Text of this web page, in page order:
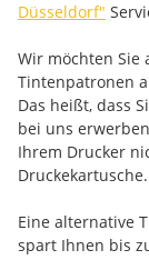
Düsseldorf"
Wir möchten Sie
Tintenpatronen
Das heißt, dass
bei uns
Ihrem Drucker
Druckekartusche.
Eine alternative
spart Ihnen bis